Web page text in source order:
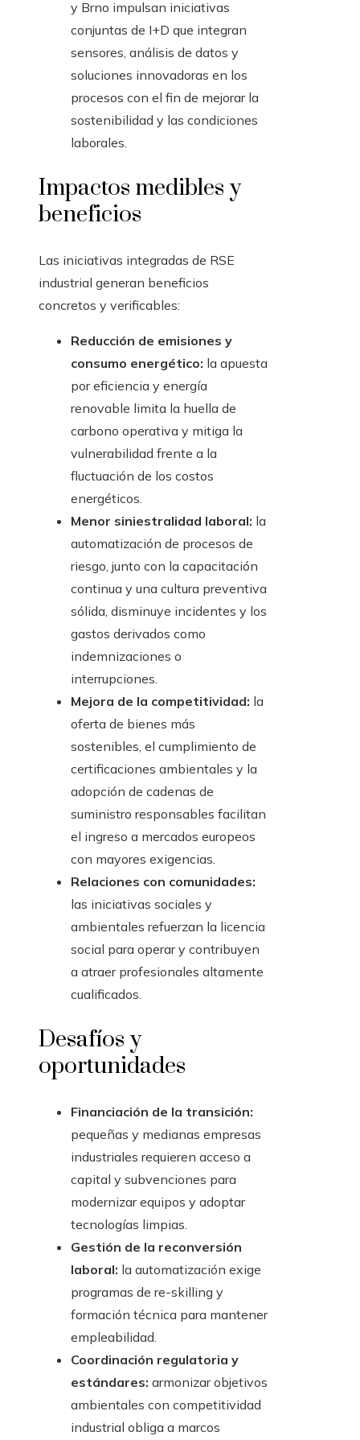
y Brno impulsan iniciativas
conjuntas de I+D que integran
sensores, análisis de datos y
soluciones innovadoras en los
procesos con el fin de mejorar la
sostenibilidad y las condiciones
laborales.
Impactos medibles y
beneficios
Las iniciativas integradas de RSE
industrial generan beneficios
concretos y verificables:
Reducción de emisiones y
consumo energético: la apuesta
por eficiencia y energía
renovable limita la huella de
carbono operativa y mitiga la
vulnerabilidad frente a la
fluctuación de los costos
energéticos.
Menor siniestralidad laboral: la
automatización de procesos de
riesgo, junto con la capacitación
continua y una cultura preventiva
sólida, disminuye incidentes y los
gastos derivados como
indemnizaciones o
interrupciones.
Mejora de la competitividad: la
oferta de bienes más
sostenibles, el cumplimiento de
certificaciones ambientales y la
adopción de cadenas de
suministro responsables facilitan
el ingreso a mercados europeos
con mayores exigencias.
Relaciones con comunidades:
las iniciativas sociales y
ambientales refuerzan la licencia
social para operar y contribuyen
a atraer profesionales altamente
cualificados.
Desafíos y
oportunidades
Financiación de la transición:
pequeñas y medianas empresas
industriales requieren acceso a
capital y subvenciones para
modernizar equipos y adoptar
tecnologías limpias.
Gestión de la reconversión
laboral: la automatización exige
programas de re-skilling y
formación técnica para mantener
empleabilidad.
Coordinación regulatoria y
estándares: armonizar objetivos
ambientales con competitividad
industrial obliga a marcos